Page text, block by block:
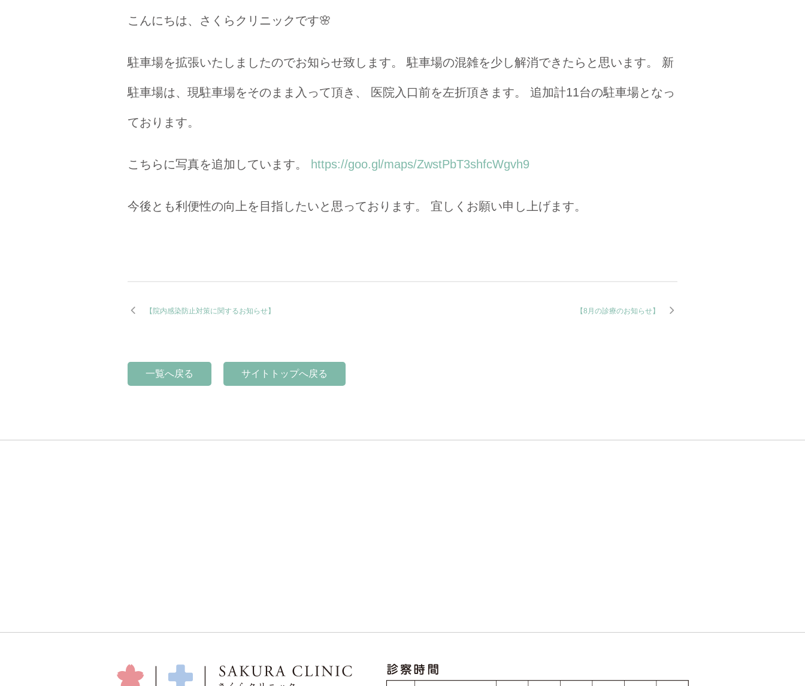
こんにちは、さくらクリニックです🌸
駐車場を拡張いたしましたのでお知らせ致します。 駐車場の混雑を少し解消できたらと思います。 新
駐車場は、現駐車場をそのまま入って頂き、 医院入口前を左折頂きます。 追加計11台の駐車場となっ
ております。
こちらに写真を追加しています。 https://goo.gl/maps/ZwstPbT3shfcWgvh9
今後とも利便性の向上を目指したいと思っております。 宜しくお願い申し上げます。
【院内感染防止対策に関するお知らせ】 【8月の診療のお知らせ】
一覧へ戻る サイトトップへ戻る